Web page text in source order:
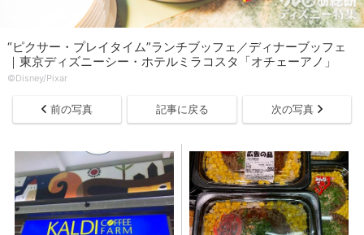
“ピクサー・プレイタイム”ランチブッフェ／ディナーブッフェ
｜東京ディズニーシー・ホテルミラコスタ「オチェーアノ」
©︎Disney/Pixar
前の写真 記事に戻る 次の写真